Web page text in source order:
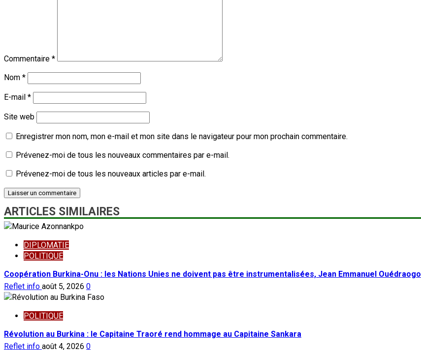
Commentaire *
Nom *
E-mail *
Site web
Enregistrer mon nom, mon e-mail et mon site dans le navigateur pour mon prochain commentaire.
Prévenez-moi de tous les nouveaux commentaires par e-mail.
Prévenez-moi de tous les nouveaux articles par e-mail.
ARTICLES SIMILAIRES
DIPLOMATIE
POLITIQUE
Coopération Burkina-Onu : les Nations Unies ne doivent pas être instrumentalisées, Jean Emmanuel Ouédraogo
Reflet info août 5, 2026 0
POLITIQUE
Révolution au Burkina : le Capitaine Traoré rend hommage au Capitaine Sankara
Reflet info août 4, 2026 0